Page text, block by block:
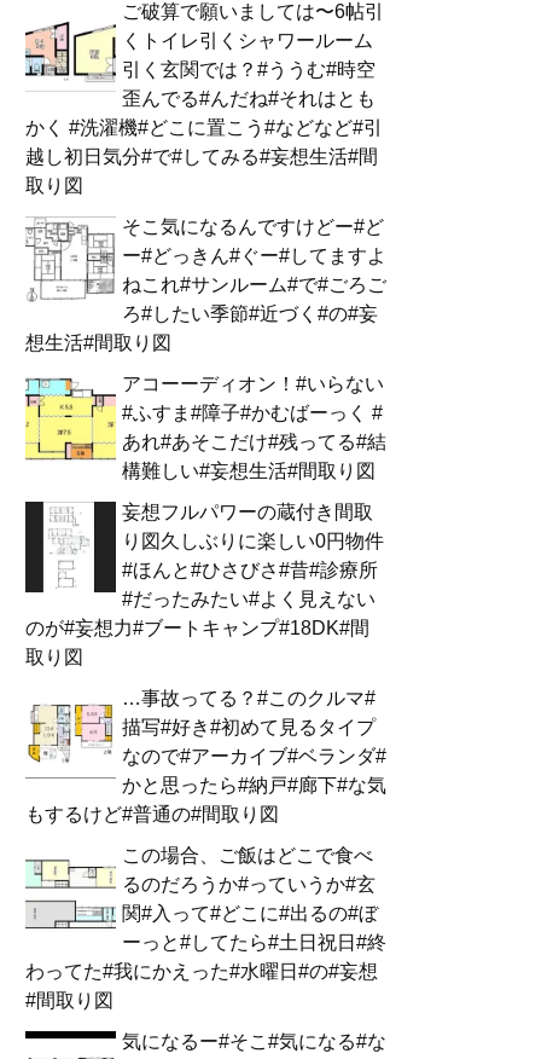
ご破算で願いましては〜6帖引
くトイレ引くシャワールーム
引く玄関では？#ううむ#時空
歪んでる#んだね#それはとも
かく #洗濯機#どこに置こう#などなど#引
越し初日気分#で#してみる#妄想生活#間
取り図
そこ気になるんですけどー#ど
ー#どっきん#ぐー#してますよ
ねこれ#サンルーム#で#ごろご
ろ#したい季節#近づく#の#妄
想生活#間取り図
アコーーディオン！#いらない
#ふすま#障子#かむばーっく #
あれ#あそこだけ#残ってる#結
構難しい#妄想生活#間取り図
妄想フルパワーの蔵付き間取
り図久しぶりに楽しい0円物件
#ほんと#ひさびさ#昔#診療所
#だったみたい#よく見えない
のが#妄想力#ブートキャンプ#18DK#間
取り図
…事故ってる？#このクルマ#
描写#好き#初めて見るタイプ
なので#アーカイブ#ベランダ#
かと思ったら#納戸#廊下#な気
もするけど#普通の#間取り図
この場合、ご飯はどこで食べ
るのだろうか#っていうか#玄
関#入って#どこに#出るの#ぼ
ーっと#してたら#土日祝日#終
わってた#我にかえった#水曜日#の#妄想
#間取り図
気になるー#そこ#気になる#な